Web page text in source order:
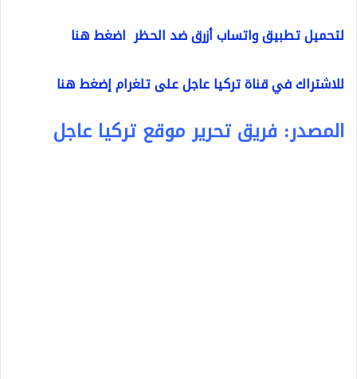
لتحميل تطبيق واتساب أزرق ضد الحظر اضغط هنا
للاشتراك في قناة تركيا عاجل على تلغرام إضغط هنا
المصدر: فريق تحرير موقع تركيا عاجل